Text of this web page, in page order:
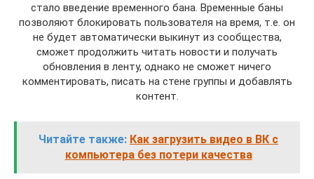
стало введение временного бана. Временные баны
позволяют блокировать пользователя на время, т.е. он
не будет автоматически выкинут из сообщества,
сможет продолжить читать новости и получать
обновления в ленту, однако не сможет ничего
комментировать, писать на стене группы и добавлять
контент.
Читайте также: Как загрузить видео в ВК с
компьютера без потери качества